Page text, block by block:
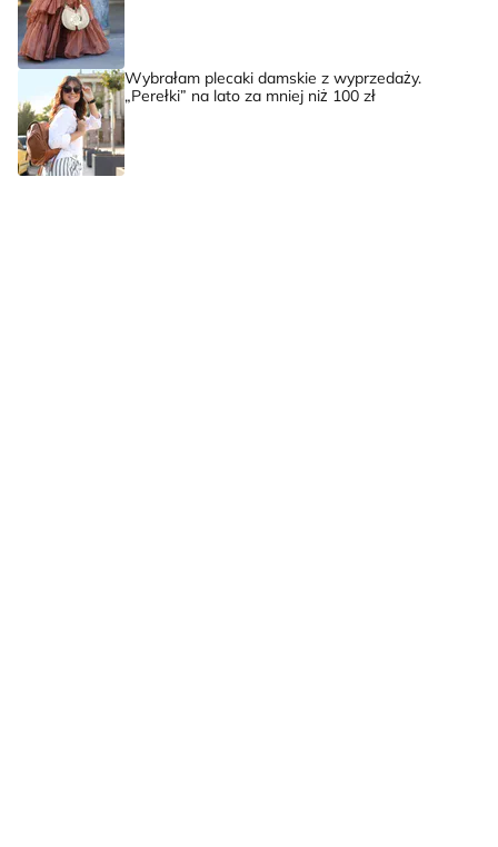
Wybrałam plecaki damskie z wyprzedaży.
„Perełki” na lato za mniej niż 100 zł